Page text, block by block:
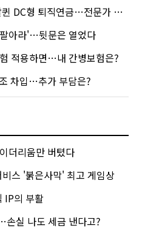
형 퇴직연금…전문가 조언은
아라'…뒷문은 열었다
적용하면…내 간병보험은?
차입…추가 부담은?
더리움만 버텼다
스 '붉은사막' 최고 게임상
의 부활
실 나도 세금 낸다고?